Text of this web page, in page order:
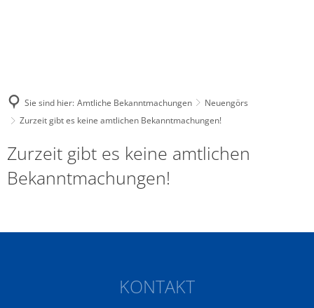
Sie sind hier: Amtliche Bekanntmachungen
Neuengörs
Zurzeit gibt es keine amtlichen Bekanntmachungen!
Zurzeit gibt es keine amtlichen
Bekanntmachungen!
KONTAKT